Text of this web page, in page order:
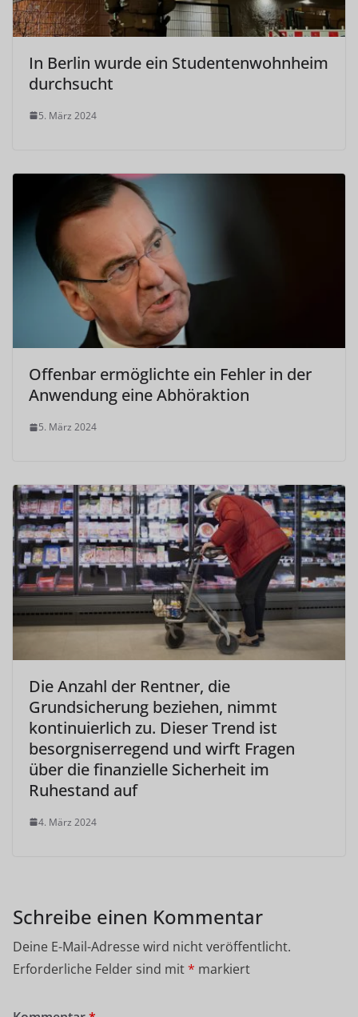
In Berlin wurde ein Studentenwohnheim
durchsucht
5. März 2024
Offenbar ermöglichte ein Fehler in der
Anwendung eine Abhöraktion
5. März 2024
Die Anzahl der Rentner, die
Grundsicherung beziehen, nimmt
kontinuierlich zu. Dieser Trend ist
besorgniserregend und wirft Fragen
über die finanzielle Sicherheit im
Ruhestand auf
4. März 2024
Schreibe einen Kommentar
Deine E-Mail-Adresse wird nicht veröffentlicht.
Erforderliche Felder sind mit* markiert